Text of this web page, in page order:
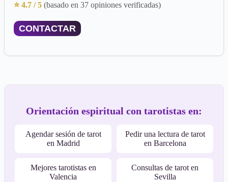
⭐ 4.7 / 5 (basado en 37 opiniones verificadas)
CONTACTAR
Orientación espiritual con tarotistas en:
Agendar sesión de tarot
en Madrid
Pedir una lectura de tarot
en Barcelona
Mejores tarotistas en
Valencia
Consultas de tarot en
Sevilla